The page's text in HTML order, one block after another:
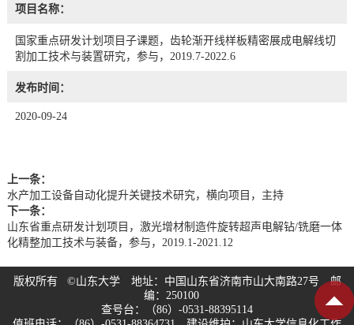
项目名称：
国家重点研发计划项目子课题，齿轮渐开线样板精密展成电解线切
割加工技术与装置研究，参与，2019.7-2022.6
发布时间：
2020-09-24
上一条：
水产加工设备自动化提升关键技术研究，横向项目，主持
下一条：
山东省重点研发计划项目，激光增材制造件旋转超声电解钻/铣磨一体
化精整加工技术与装备，参与，2019.1-2021.12
版权所有 ©山东大学 地址：中国山东省济南市山大南路27号 邮
编：250100
查号台：（86）-0531-88395114